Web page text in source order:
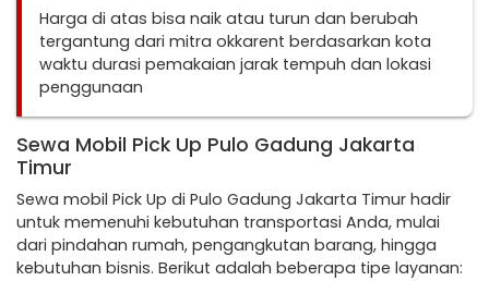
Harga di atas bisa naik atau turun dan berubah
tergantung dari mitra okkarent berdasarkan kota
waktu durasi pemakaian jarak tempuh dan lokasi
penggunaan
Sewa Mobil Pick Up Pulo Gadung Jakarta
Timur
Sewa mobil Pick Up di Pulo Gadung Jakarta Timur hadir
untuk memenuhi kebutuhan transportasi Anda, mulai
dari pindahan rumah, pengangkutan barang, hingga
kebutuhan bisnis. Berikut adalah beberapa tipe layanan: